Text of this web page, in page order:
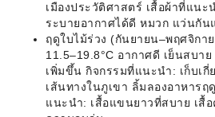
เมืองประวัติศาสตร์ เสื้อผ้าที่แนะ
ระบายอากาศได้ดี หมวก แว่นกั
ฤดูใบไม้ร่วง (กันยายน–พฤศจิก
11.5–19.8°C อากาศดี เย็นสบา
เพิ่มขึ้น กิจกรรมที่แนะนำ: เก็บเกี่
เส้นทางในภูเขา ลิ้มลองอาหารฤ
แนะนำ: เสื้อแขนยาวที่สบาย เสื้อ